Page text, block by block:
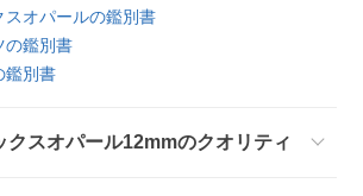
スオパールの鑑別書
の鑑別書
鑑別書
クスオパール12mmのクオリティ